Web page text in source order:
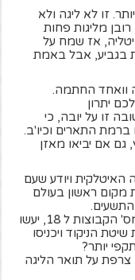
זו לא ליגה ולא
מליגות פחות
אז שמח על
בגביע, אבל באמת
וואחד החתמה.
יתרון
זו על יובה, כי
ברמת התארים וכיו'ב.
אם יביאו מאזן
ויודע שעם
מקום ראשון בעולם
התשעים.
אבל מה הסיכוי שיורידו את מס' הקבוצות ל 18, יעשו
הניקוד ויכניסו
יותר?
על תואר הליגה